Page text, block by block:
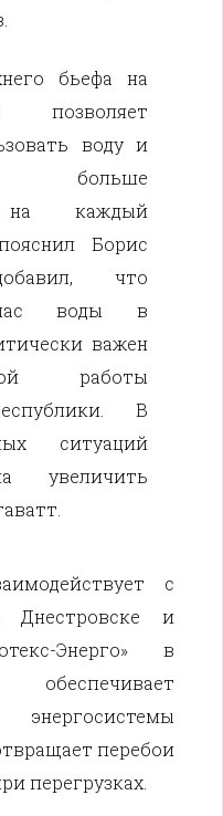
бьефа на
позволяет
воду и
больше
на каждый
Борис
что
воды в
важен
работы
В
ситуаций
увеличить
с
и
Энерго» в
перебои
перегрузках.